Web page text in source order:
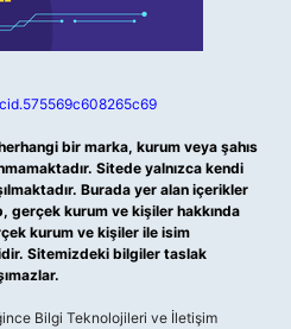
bir marka, kurum veya şahıs
Sitede yalnızca kendi
Burada yer alan içerikler
gerçek kurum ve kişiler hakkında
kurum ve kişiler ile isim
Sitemizdeki bilgiler taslak
Bilgi Teknolojileri ve İletişim